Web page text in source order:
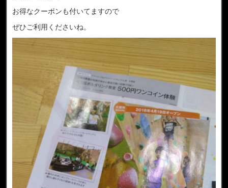
お得なクーポンも付いてますので
ぜひご利用くださいね。